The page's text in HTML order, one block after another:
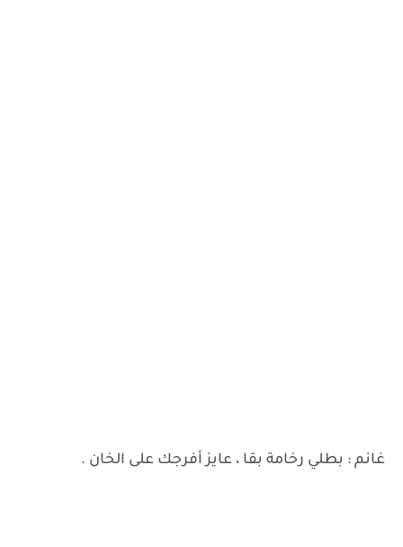
غانم : بطلي رخامة بقا ، عايز أفرجك على الخان .